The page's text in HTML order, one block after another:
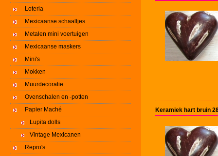
Loteria
Mexicaanse schaaltjes
Metalen mini voertuigen
Mexicaanse maskers
Mini's
Mokken
Muurdecoratie
Ovenschalen en -potten
Papier Maché
Lupita dolls
Vintage Mexicanen
Repro's
Keramiek hart bruin